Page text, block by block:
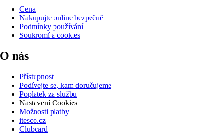
Cena
Nakupujte online bezpečně
Podmínky používání
Soukromí a cookies
O nás
Přístupnost
Podívejte se, kam doručujeme
Poplatek za službu
Nastavení Cookies
Možnosti platby
itesco.cz
Clubcard